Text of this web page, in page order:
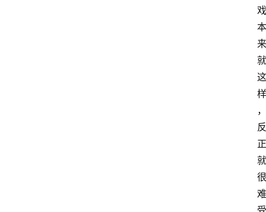
戏
本
来
就
这
样
，
反
正
就
很
难